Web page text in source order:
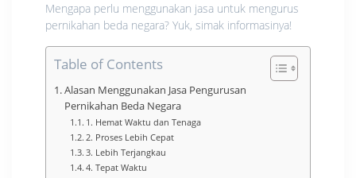
Mengapa perlu menggunakan jasa untuk mengurus
pernikahan beda negara? Yuk, simak informasinya!
Table of Contents
Alasan Menggunakan Jasa Pengurusan
Pernikahan Beda Negara
1. Hemat Waktu dan Tenaga
2. Proses Lebih Cepat
3. Lebih Terjangkau
4. Tepat Waktu